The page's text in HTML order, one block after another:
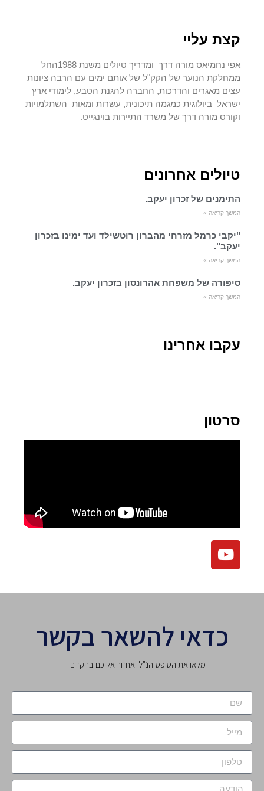
קצת עליי
אפי נחמיאס מורה דרך ומדריך טיולים משנת 1988החל
ממחלקת הנוער של הקק"ל של אותם ימים עם הרבה ציונות
עצים מאגרים והדרכות, החברה להגנת הטבע, לימודי ארץ
ישראל ביולוגית כמגמה תיכונית, עשרות ומאות השתלמויות
וקורס מורה דרך של משרד התיירות בוינגייט.
טיולים אחרונים
התימנים של זכרון יעקב.
המשך קריאה »
"יקבי כרמל מזרחי מהברון רוטשילד ועד ימינו בזכרון
יעקב".
המשך קריאה »
סיפורה של משפחת אהרונסון בזכרון יעקב.
המשך קריאה »
עקבו אחרינו
סרטון
כדאי להשאר בקשר
מלאו את הטופס הנ"ל ואחזור אליכם בהקדם